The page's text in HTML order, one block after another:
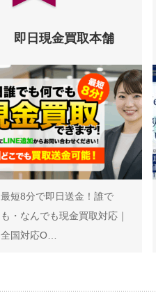
即日現金買取本舗
最短8分で即日送金！誰で
も・なんでも現金買取対応｜
全国対応O…